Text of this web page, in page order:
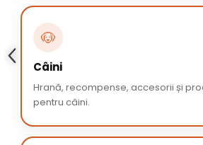
🐶
Câini
Hrană, recompense, accesorii și
pentru câini.